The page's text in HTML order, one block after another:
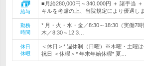
給与
■月給280,000円～340,000円 ＋ 諸手当
キルを考慮の上、当院規定により優遇し
勤務
時間
* 月・火・水・金／8:30～18:30（実働7
木／8:30～12:3…
休日
休暇
＜休日＞* 週休制（日曜）※木曜・土曜
祝日 ＜休暇＞* 年末年始休暇* 夏…